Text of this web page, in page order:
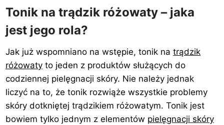
Tonik na trądzik różowaty – jaka
jest jego rola?
Jak już wspomniano na wstępie, tonik natrądzik
różowaty to jeden z produktów służących do
codziennej pielęgnacji skóry. Nie należy jednak
liczyć na to, że tonik rozwiąże wszystkie problemy
skóry dotkniętej trądzikiem różowatym. Tonik jest
bowiem tylko jednym z elementów pielęgnacji skóry